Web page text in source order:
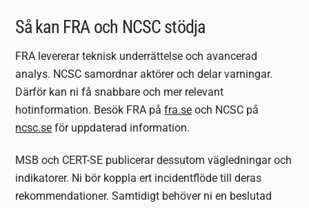
Så kan FRA och NCSC stödja
FRA levererar teknisk underrättelse och avancerad
analys. NCSC samordnar aktörer och delar varningar.
Därför kan ni få snabbare och mer relevant
hotinformation. Besök FRA påfra.se och NCSC på
ncsc.se för uppdaterad information.
MSB och CERT-SE publicerar dessutom vägledningar och
indikatorer. Ni bör koppla ert incidentflöde till deras
rekommendationer. Samtidigt behöver ni en beslutad